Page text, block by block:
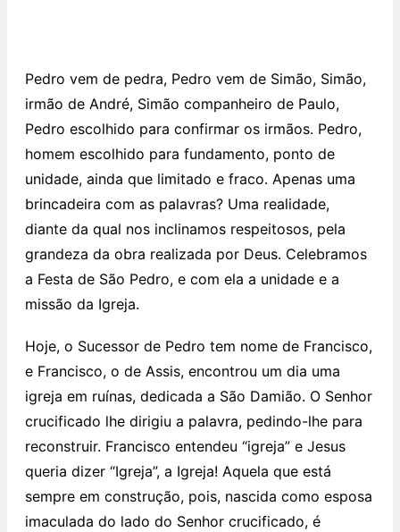
Pedro vem de pedra, Pedro vem de Simão, Simão,
irmão de André, Simão companheiro de Paulo,
Pedro escolhido para confirmar os irmãos. Pedro,
homem escolhido para fundamento, ponto de
unidade, ainda que limitado e fraco. Apenas uma
brincadeira com as palavras? Uma realidade,
diante da qual nos inclinamos respeitosos, pela
grandeza da obra realizada por Deus. Celebramos
a Festa de São Pedro, e com ela a unidade e a
missão da Igreja.
Hoje, o Sucessor de Pedro tem nome de Francisco,
e Francisco, o de Assis, encontrou um dia uma
igreja em ruínas, dedicada a São Damião. O Senhor
crucificado lhe dirigiu a palavra, pedindo-lhe para
reconstruir. Francisco entendeu “igreja” e Jesus
queria dizer “Igreja”, a Igreja! Aquela que está
sempre em construção, pois, nascida como esposa
imaculada do lado do Senhor crucificado, é